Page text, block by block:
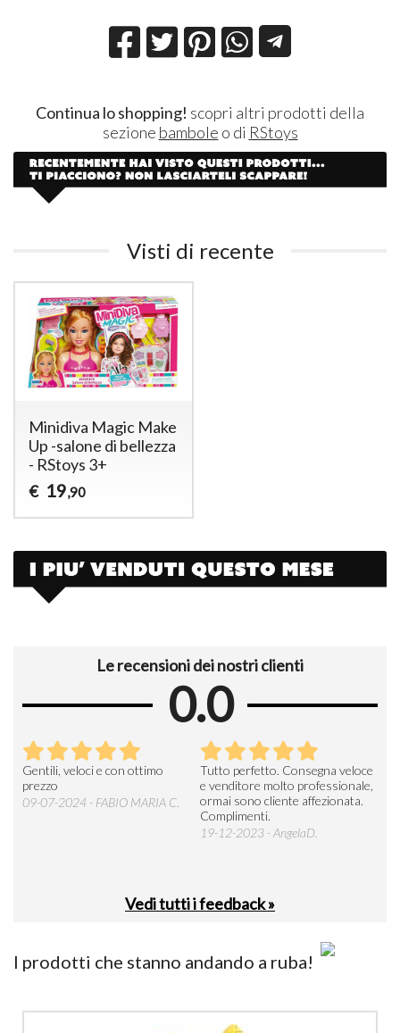
Continua lo shopping! scopri altri prodotti della
sezione bambole o di RStoys
Visti di recente
Minidiva Magic Make
Up -salone di bellezza
- RStoys 3+
€ 19,90
Le recensioni dei nostri clienti
0.0
Gentili, veloci e con ottimo
prezzo
09-07-2024 - FABIO MARIA C.
Tutto perfetto. Consegna veloce
e venditore molto professionale,
ormai sono cliente affezionata.
Complimenti.
19-12-2023 - AngelaD.
Vedi tutti i feedback »
I prodotti che stanno andando a ruba!